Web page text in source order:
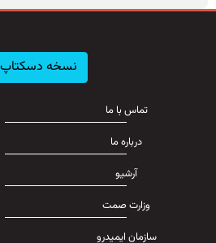
نسخه دسکتاپ
تماس با ما
درباره ما
آرشیو
وزارت صمت
سازمان ایمیدرو